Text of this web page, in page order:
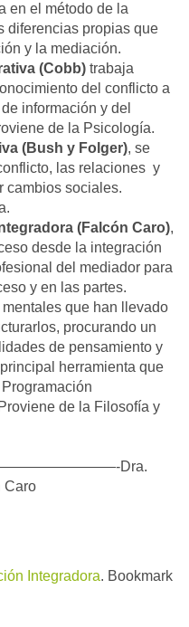
en el método de la
diferencias propias que
y la mediación.
(Cobb) trabaja
del conflicto a
información y del
de la Psicología.
(Bush y Folger), se
las relaciones y
cambios sociales.
(Falcón Caro),
desde la integración
del mediador para
y en las partes.
que han llevado
procurando un
de pensamiento y
herramienta que
de la Filosofía y
Dra.
Caro
Integradora. Bookmark